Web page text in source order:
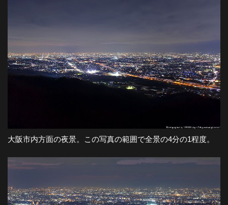
大阪市内方面の夜景。この写真の範囲で全景の4分の1程度。